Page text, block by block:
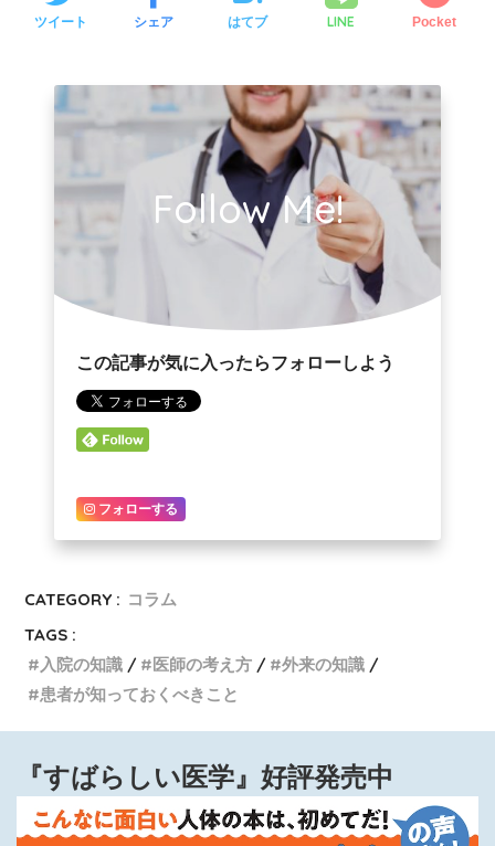
ツイート シェア はてブ LINE Pocket
Follow Me!
この記事が気に入ったらフォローしよう
フォローする
CATEGORY : コラム
TAGS :
入院の知識
医師の考え方
外来の知識
患者が知っておくべきこと
『すばらしい医学』好評発売中